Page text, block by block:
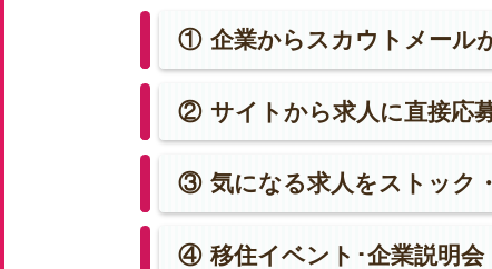
① 企業からスカウトメール
② サイトから求人に直接応
③ 気になる求人をストック
④ 移住イベント･企業説明